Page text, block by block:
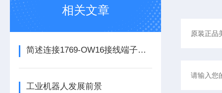
相关文章
简述连接1769-OW16接线端子所需要注意的事项
工业机器人发展前景